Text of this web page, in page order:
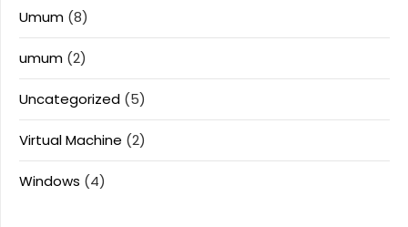
Umum (8)
umum (2)
Uncategorized (5)
Virtual Machine (2)
Windows (4)